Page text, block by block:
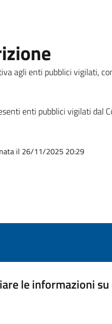
agli enti pubblici vigilati,
enti pubblici vigilati dal
il 26/11/2025 20:29
le informazioni